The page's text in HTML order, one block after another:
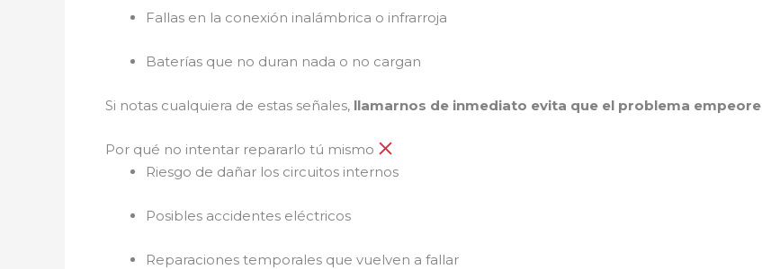
Fallas en la conexión inalámbrica o infrarroja
Baterías que no duran nada o no cargan
Si notas cualquiera de estas señales, llamarnos de inmediato evita que el problema empeore
Por qué no intentar repararlo tú mismo
Riesgo de dañar los circuitos internos
Posibles accidentes eléctricos
Reparaciones temporales que vuelven a fallar